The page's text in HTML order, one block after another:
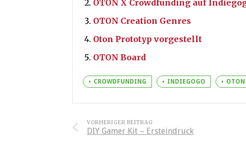
OTON X Crowdfunding auf
OTON Creation Genres
Oton Prototyp vorgestellt
OTON Board
CROWDFUNDING INDIEGOGO OTON
VORHERIGER BEITRAG
DIY Gamer Kit – Ersteindruck